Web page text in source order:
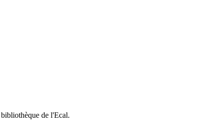
de l'Ecal.